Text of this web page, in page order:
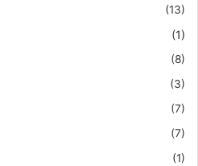
(13)
(1)
(8)
(3)
(7)
(7)
(1)